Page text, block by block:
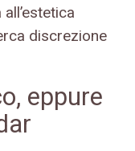
discrezione
eppure